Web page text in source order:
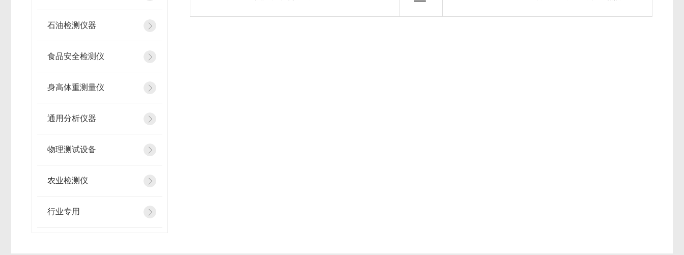
石油检测仪器
食品安全检测仪
身高体重测量仪
通用分析仪器
物理测试设备
农业检测仪
行业专用